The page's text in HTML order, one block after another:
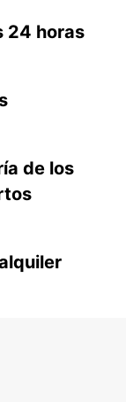
24 horas
de los